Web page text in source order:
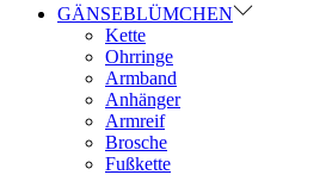
GÄNSEBLÜMCHEN
Kette
Ohrringe
Armband
Anhänger
Armreif
Brosche
Fußkette